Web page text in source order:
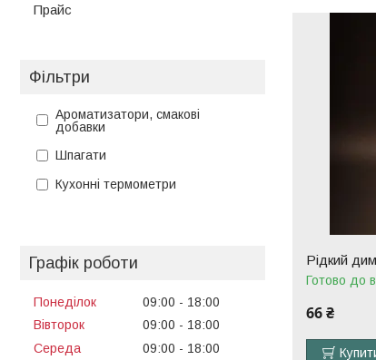
Рідкий
Готово до
66 ₴
Прайс
Фільтри
Ароматизатори, смакові
добавки
Шпагати
Кухонні термометри
Графік роботи
Понеділок 09:00
18:00
Вівторок
09:00
18:00
Середа
09:00
18:00